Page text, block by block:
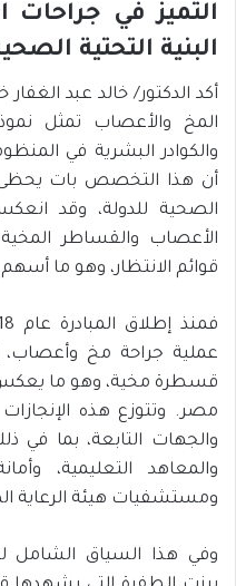
التميز في
البنية التحتية
أكد الدكتور/ خالد عبد
المخ والأعصاب تمثل
والكوادر البشرية في
أن هذا التخصص بات
الصحية للدولة، وقد
الأعصاب والقساطر المخية
قوائم الانتظار، وهو ما
قسطرة مخية، وهو ما يعكس
مصر. وتتوزع هذه
والجهات التابعة، بما في
والمعاهد التعليمية،
ومستشفيات هيئة الرعاية
وفي هذا السياق الشامل